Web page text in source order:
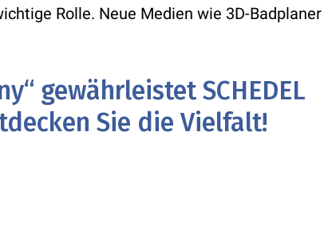
Rolle. Neue Medien wie 3D-Badplaner
gewährleistet SCHEDEL
Sie die Vielfalt!